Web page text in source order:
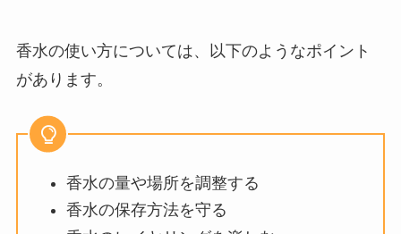
香水の使い方については、以下のようなポイント
があります。
香水の量や場所を調整する
香水の保存方法を守る